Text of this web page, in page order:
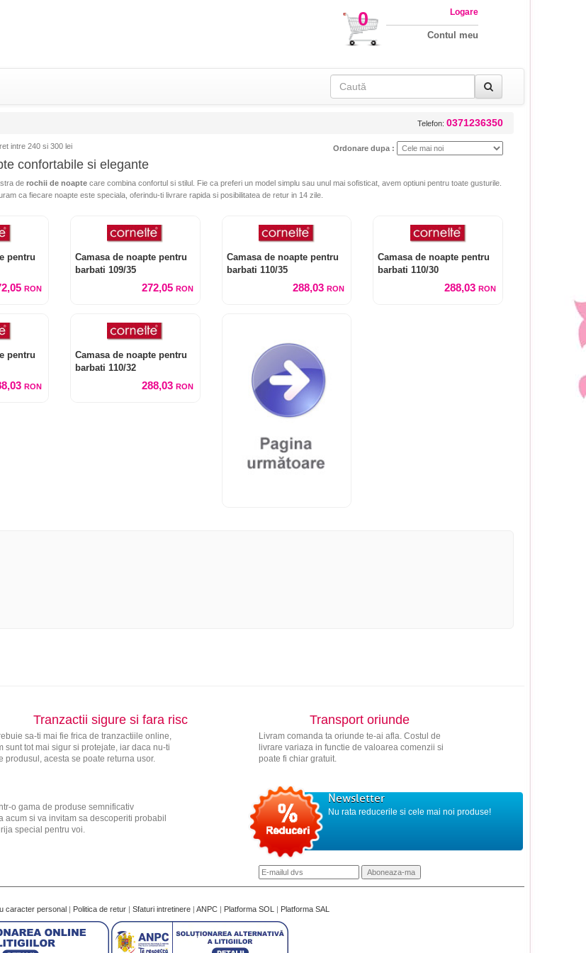
0 Logare
Contul meu
Telefon: 0371236350
intre 240 si 300 lei Ordonare dupa :
confortabile si elegante
de rochii de noapte care combina confortul si stilul. Fie ca preferi un model simplu sau unul mai sofisticat, avem optiuni pentru toate gusturile.
ca fiecare noapte este speciala, oferindu-ti livrare rapida si posibilitatea de retur in 14 zile.
pentru
RON
Camasa de noapte pentru
barbati 109/35
272,05 RON
Camasa de noapte pentru
barbati 110/35
288,03RON
Camasa de noapte pentru
barbati 110/30
288,03 RON
pentru
RON
Camasa de noapte pentru
barbati 110/32
288,03 RON
Tranzactii sigure si fara risc
sa-ti mai fie frica de tranzactiile online,
sunt tot mai sigur si protejate, iar daca nu-ti
produsul, acesta se poate returna usor.
Transport oriunde
Livram comanda ta oriunde te-ai afla. Costul de
livrare variaza in functie de valoarea comenzii si
poate fi chiar gratuit.
o gama de produse semnificativ
si va invitam sa descoperiti probabil
special pentru voi.
Newsletter
Nu rata reducerile si cele mai noi produse!
caracter personal Politica de retur Sfaturi intretinere ANPC Platforma SOL Platforma SAL